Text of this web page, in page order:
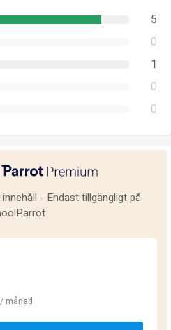
5
0
1
0
0
- Endast tillgängligt på
månad